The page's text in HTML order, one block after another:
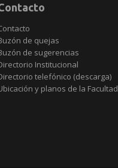
de quejas
de sugerencias
Institucional
telefónico (descarga)
y planos de la Facultad